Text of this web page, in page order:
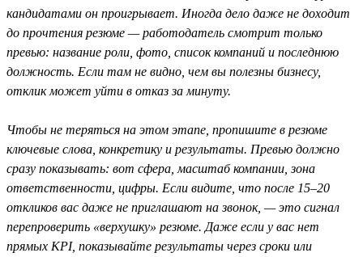
кандидатами он проигрывает. Иногда дело даже не доходит
до прочтения резюме — работодатель смотрит только
превью: название роли, фото, список компаний и последнюю
должность. Если там не видно, чем вы полезны бизнесу,
отклик может уйти в отказ за минуту.
Чтобы не теряться на этом этапе, пропишите в резюме
ключевые слова, конкретику и результаты. Превью должно
сразу показывать: вот сфера, масштаб компании, зона
ответственности, цифры. Если видите, что после 15–20
откликов вас даже не приглашают на звонок, — это сигнал
перепроверить «верхушку» резюме. Даже если у вас нет
прямых KPI, показывайте результаты через сроки или